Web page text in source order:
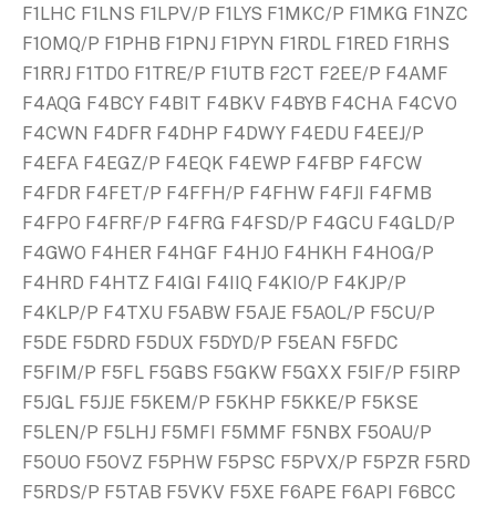
F1LHC F1LNS F1LPV/P F1LYS F1MKC/P F1MKG F1NZC
F1OMQ/P F1PHB F1PNJ F1PYN F1RDL F1RED F1RHS
F1RRJ F1TDO F1TRE/P F1UTB F2CT F2EE/P F4AMF
F4AQG F4BCY F4BIT F4BKV F4BYB F4CHA F4CVO
F4CWN F4DFR F4DHP F4DWY F4EDU F4EEJ/P
F4EFA F4EGZ/P F4EQK F4EWP F4FBP F4FCW
F4FDR F4FET/P F4FFH/P F4FHW F4FJI F4FMB
F4FPO F4FRF/P F4FRG F4FSD/P F4GCU F4GLD/P
F4GWO F4HER F4HGF F4HJO F4HKH F4HOG/P
F4HRD F4HTZ F4IGI F4IIQ F4KIO/P F4KJP/P
F4KLP/P F4TXU F5ABW F5AJE F5AOL/P F5CU/P
F5DE F5DRD F5DUX F5DYD/P F5EAN F5FDC
F5FIM/P F5FL F5GBS F5GKW F5GXX F5IF/P F5IRP
F5JGL F5JJE F5KEM/P F5KHP F5KKE/P F5KSE
F5LEN/P F5LHJ F5MFI F5MMF F5NBX F5OAU/P
F5OUO F5OVZ F5PHW F5PSC F5PVX/P F5PZR F5RD
F5RDS/P F5TAB F5VKV F5XE F6APE F6API F6BCC